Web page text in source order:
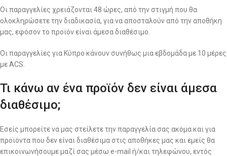
Οι παραγγελίες χρειάζονται 48 ώρες, από την στιγμή που θα
ολοκληρώσετε την διαδικασία, για να αποσταλούν από την αποθήκη
μας, εφόσον το προϊόν είναι άμεσα διαθέσιμο.
Οι παραγγελίες για Κύπρο κάνουν συνήθως μια εβδομάδα με 10 μέρες
με ACS.
Τι κάνω αν ένα προϊόν δεν είναι άμεσα
διαθέσιμο;
Εσείς μπορείτε να μας στείλετε την παραγγελία σας ακόμα και για
προϊόντα που δεν είναι διαθέσιμα στις αποθήκες μας και εμείς θα
επικοινωνήσουμε μαζί σας μέσω e-mail ή/και τηλεφώνου, εντός